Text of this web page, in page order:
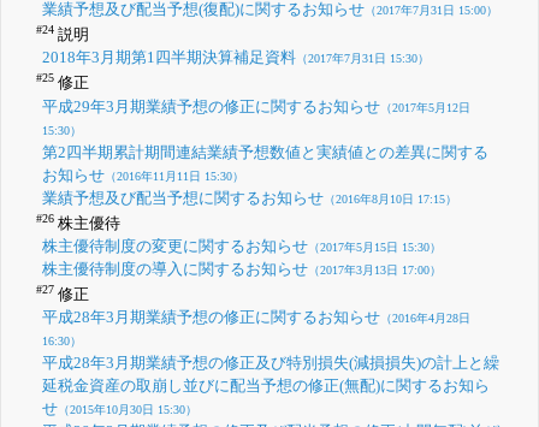
業績予想及び配当予想(復配)に関するお知らせ（2017年7月31日 15:00）
#24説明
2018年3月期第1四半期決算補足資料（2017年7月31日 15:30）
#25修正
平成29年3月期業績予想の修正に関するお知らせ（2017年5月12日
15:30）
第2四半期累計期間連結業績予想数値と実績値との差異に関する
お知らせ（2016年11月11日 15:30）
業績予想及び配当予想に関するお知らせ（2016年8月10日 17:15）
#26株主優待
株主優待制度の変更に関するお知らせ（2017年5月15日 15:30）
株主優待制度の導入に関するお知らせ（2017年3月13日 17:00）
#27 修正
平成28年3月期業績予想の修正に関するお知らせ（2016年4月28日
16:30）
平成28年3月期業績予想の修正及び特別損失(減損損失)の計上と繰
延税金資産の取崩し並びに配当予想の修正(無配)に関するお知ら
せ（2015年10月30日 15:30）